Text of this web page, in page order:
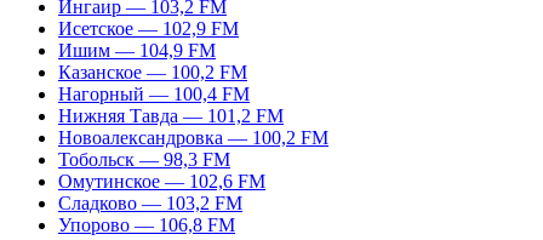
Ингаир — 103,2 FM
Исетское — 102,9 FM
Ишим — 104,9 FM
Казанское — 100,2 FM
Нагорный — 100,4 FM
Нижняя Тавда — 101,2 FM
Новоалександровка — 100,2 FM
Тобольск — 98,3 FM
Омутинское — 102,6 FM
Сладково — 103,2 FM
Упорово — 106,8 FM